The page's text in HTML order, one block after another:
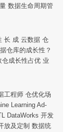
数据生命周期管
长 成 云数据 仓
仓库的成长性？
成长性占优 业
工程师 仓优化场
Learning Ad-
DataWorks 开发
放及定制 数据统